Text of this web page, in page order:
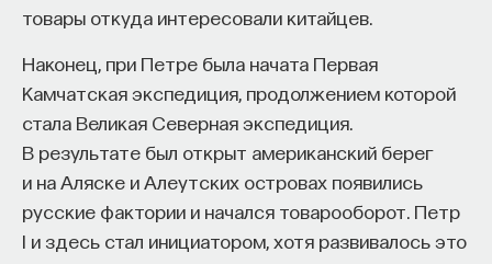
товары откуда интересовали китайцев.
Наконец, при Петре была начата Первая
Камчатская экспедиция, продолжением которой
стала Великая Северная экспедиция.
В результате был открыт американский берег
и на Аляске и Алеутских островах появились
русские фактории и начался товарооборот. Петр
I и здесь стал инициатором, хотя развивалось это